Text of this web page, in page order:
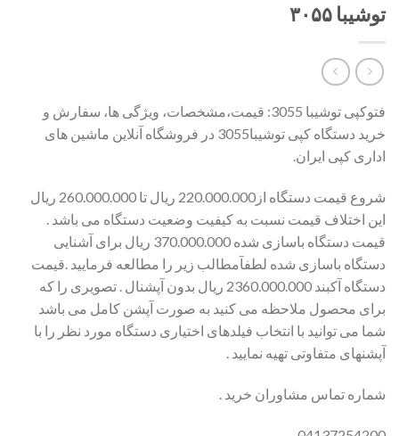
توشیبا ۳۰۵۵
فتوکپی توشیبا 3055: قیمت،مشخصات، ویژگی ها، سفارش و
خرید دستگاه کپی توشیبا3055 در فروشگاه آنلاین ماشین های
اداری کپی ایران.
شروع قیمت دستگاه از220.000.000 ریال تا 260.000.000 ریال
این اختلاف قیمت نسبت به کیفیت وضعیت دستگاه می باشد .
قیمت دستگاه باسازی شده 370.000.000 ریال برای آشنایی
دستگاه باسازی شده لطفآمطالب زیر را مطالعه فرمایید .قیمت
دستگاه آکبند 2360.000.000 ریال بدون آپشنال . تصویری را که
برای محصول ملاحظه می کنید به صورت آپشن کامل می باشد
شما می توانید با انتخاب فیلدهای اختیاری دستگاه مورد نظر را با
آپشنهای متفاوتی تهیه نمایید .
شماره تماس مشاوران خرید .